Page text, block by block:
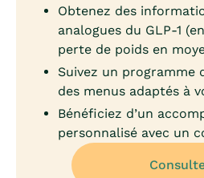
Obtenez des
analogues du GLP-1
perte de poids en
Suivez un programme
des menus adaptés à
Bénéficiez d’un
personnalisé avec un